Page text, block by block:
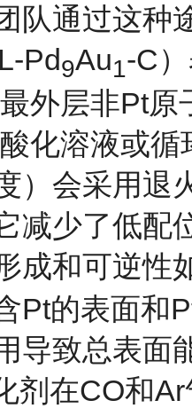
队通过这种
Pd9Au1-C
外层非Pt
化溶液或
）会采用退
减少了低配
成和可逆性
Pt的表面和
导致总表面
剂在CO和